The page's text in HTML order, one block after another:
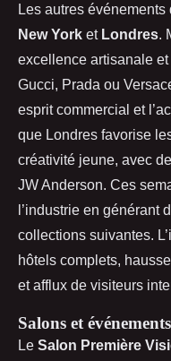
Les autres
New York et Londres.
excellence artisanale
Gucci, Prada ou
esprit commercial et
que Londres favorise
créativité jeune, avec
JW Anderson. Ces
l’industrie en générant
collections suivantes.
hôtels complets,
et afflux de visiteurs
Salons et
Le Salon Première